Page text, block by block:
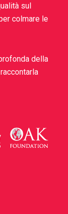
sul
colmare le
della